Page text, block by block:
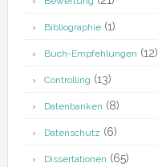
Bibliographie(1)
Buch-Empfehlungen (12)
Controlling (13)
Datenbanken (8)
Datenschutz (6)
Dissertationen (65)